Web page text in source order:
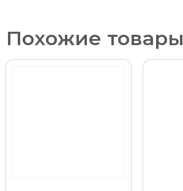
Похожие товары